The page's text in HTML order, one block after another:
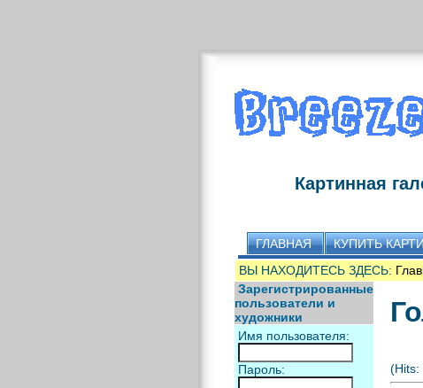
Картинная
ГЛАВНАЯ КУПИТЬ
ВЫ НАХОДИТЕСЬ ЗДЕСЬ:
Зарегистрированные
пользователи и
художники
Имя пользователя:
Пароль: (Hits: